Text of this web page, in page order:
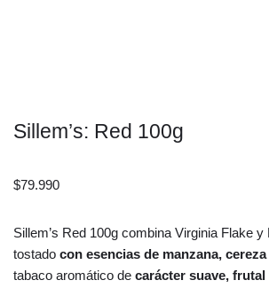
Sillem’s: Red 100g
$79.990
Sillem’s Red 100g combina Virginia Flake
tostado con esencias de manzana,
tabaco aromático de carácter suave,